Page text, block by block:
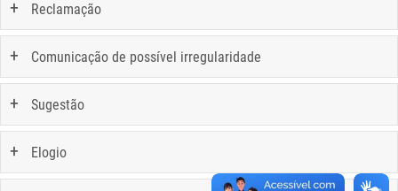
Reclamação
Comunicação de possível irregularidade
Sugestão
Elogio